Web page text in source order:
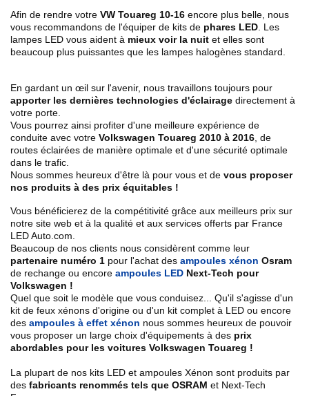
Afin de rendre votre VW Touareg 10-16 encore plus belle, nous
vous recommandons de l'équiper de kits de phares LED . Les
lampes LED vous aident à mieux voir la nuit et elles sont
beaucoup plus puissantes que les lampes halogènes standard.
En gardant un œil sur l'avenir, nous travaillons toujours pour
apporter les dernières technologies d'éclairage directement à
votre porte.
Vous pourrez ainsi profiter d'une meilleure expérience de
conduite avec votre Volkswagen Touareg 2010 à 2016 , de
routes éclairées de manière optimale et d'une sécurité optimale
dans le trafic.
Nous sommes heureux d'être là pour vous et de vous proposer
nos produits à des prix équitables !
Vous bénéficierez de la compétitivité grâce aux meilleurs prix sur
notre site web et à la qualité et aux services offerts par France
LED Auto.com.
Beaucoup de nos clients nous considèrent comme leur
partenaire numéro 1 pour l'achat des ampoules xénon Osram
de rechange ou encore ampoules LED Next-Tech pour
Volkswagen !
Quel que soit le modèle que vous conduisez... Qu'il s'agisse d'un
kit de feux xénons d'origine ou d'un kit complet à LED ou encore
des ampoules à effet xénon nous sommes heureux de pouvoir
vous proposer un large choix d'équipements à des prix
abordables pour les voitures Volkswagen Touareg !
La plupart de nos kits LED et ampoules Xénon sont produits par
des fabricants renommés tels que OSRAM et Next-Tech